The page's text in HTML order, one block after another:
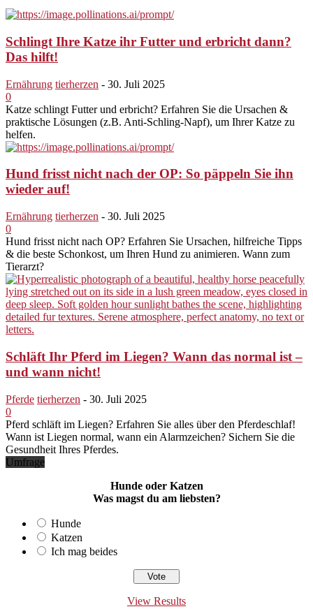
Schlingt Ihre Katze ihr Futter und erbricht dann?
Das hilft!
Ernährung tierherzen - 30. Juli 2025
0
Katze schlingt Futter und erbricht? Erfahren Sie die Ursachen &
praktische Lösungen (z.B. Anti-Schling-Napf), um Ihrer Katze zu
helfen.
Hund frisst nicht nach der OP: So päppeln Sie ihn
wieder auf!
Ernährung tierherzen - 30. Juli 2025
0
Hund frisst nicht nach OP? Erfahren Sie Ursachen, hilfreiche Tipps
& die beste Schonkost, um Ihren Hund zu animieren. Wann zum
Tierarzt?
Schläft Ihr Pferd im Liegen? Wann das normal ist –
und wann nicht!
Pferde tierherzen - 30. Juli 2025
0
Pferd schläft im Liegen? Erfahren Sie alles über den Pferdeschlaf!
Wann ist Liegen normal, wann ein Alarmzeichen? Sichern Sie die
Gesundheit Ihres Pferdes.
Umfrage
Hunde oder Katzen
Was magst du am liebsten?
Hunde
Katzen
Ich mag beides
View Results